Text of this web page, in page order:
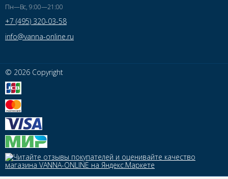
Пн—Вс, 9:00—21:00
+7 (495) 320-03-58
info@vanna-online.ru
© 2026 Copyright